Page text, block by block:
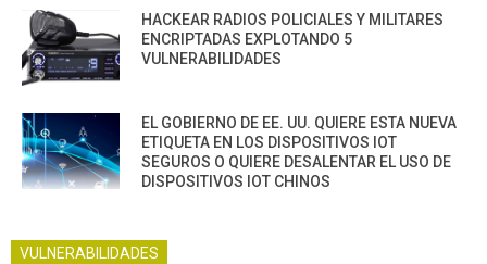
HACKEAR RADIOS POLICIALES Y MILITARES
ENCRIPTADAS EXPLOTANDO 5
VULNERABILIDADES
EL GOBIERNO DE EE. UU. QUIERE ESTA NUEVA
ETIQUETA EN LOS DISPOSITIVOS IOT
SEGUROS O QUIERE DESALENTAR EL USO DE
DISPOSITIVOS IOT CHINOS
VULNERABILIDADES